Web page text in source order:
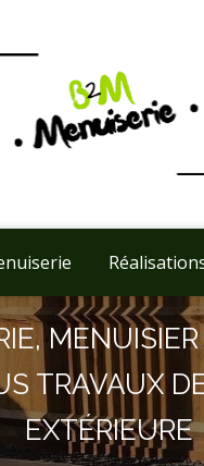
TRAVAUX
EXTÉRIEURE